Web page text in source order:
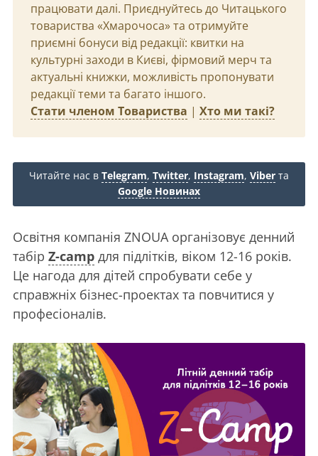
працювати далі. Приєднуйтесь до Читацького
товариства «Хмарочоса» та отримуйте
приємні бонуси від редакції: квитки на
культурні заходи в Києві, фірмовий мерч та
актуальні книжки, можливість пропонувати
редакції теми та багато іншого.
Стати членом Товариства | Хто ми такі?
Читайте нас в Telegram, Twitter, Instagram, Viber та
Google Новинах
Освітня компанія ZNOUA організовує денний
табір Z-camp для підлітків, віком 12-16 років.
Це нагода для дітей спробувати себе у
справжніх бізнес-проектах та повчитися у
професіоналів.